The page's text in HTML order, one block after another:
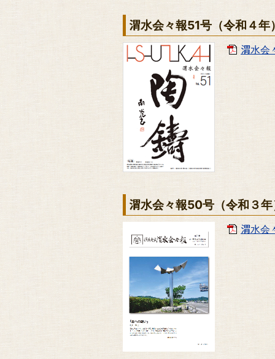
渭水会々報51号（令和４年
渭水会
渭水会々報50号（令和３
渭水会